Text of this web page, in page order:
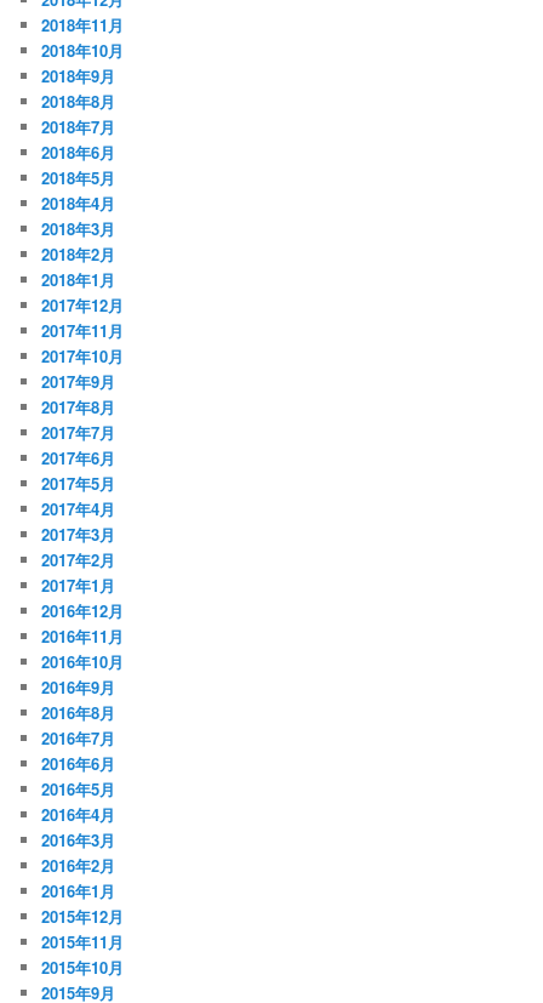
2018年11月
2018年10月
2018年9月
2018年8月
2018年7月
2018年6月
2018年5月
2018年4月
2018年3月
2018年2月
2018年1月
2017年12月
2017年11月
2017年10月
2017年9月
2017年8月
2017年7月
2017年6月
2017年5月
2017年4月
2017年3月
2017年2月
2017年1月
2016年12月
2016年11月
2016年10月
2016年9月
2016年8月
2016年7月
2016年6月
2016年5月
2016年4月
2016年3月
2016年2月
2016年1月
2015年12月
2015年11月
2015年10月
2015年9月